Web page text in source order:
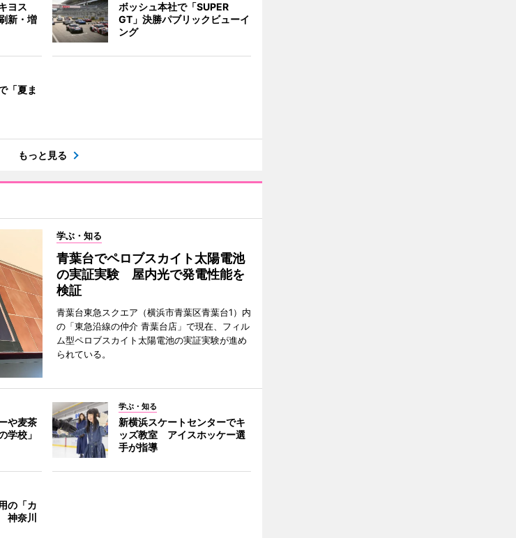
ヨス
新・増
ボッシュ本社で「SUPER
GT」決勝パブリックビューイ
ング
「夏ま
もっと見る
学ぶ・知る
青葉台でペロブスカイト太陽電池
の実証実験 屋内光で発電性能を
検証
青葉台東急スクエア（横浜市青葉区青葉台1）内
の「東急沿線の仲介 青葉台店」で現在、フィル
ム型ペロブスカイト太陽電池の実証実験が進め
られている。
や麦茶
校」
学ぶ・知る
新横浜スケートセンターでキ
ッズ教室 アイスホッケー選
手が指導
の「カ
神奈川